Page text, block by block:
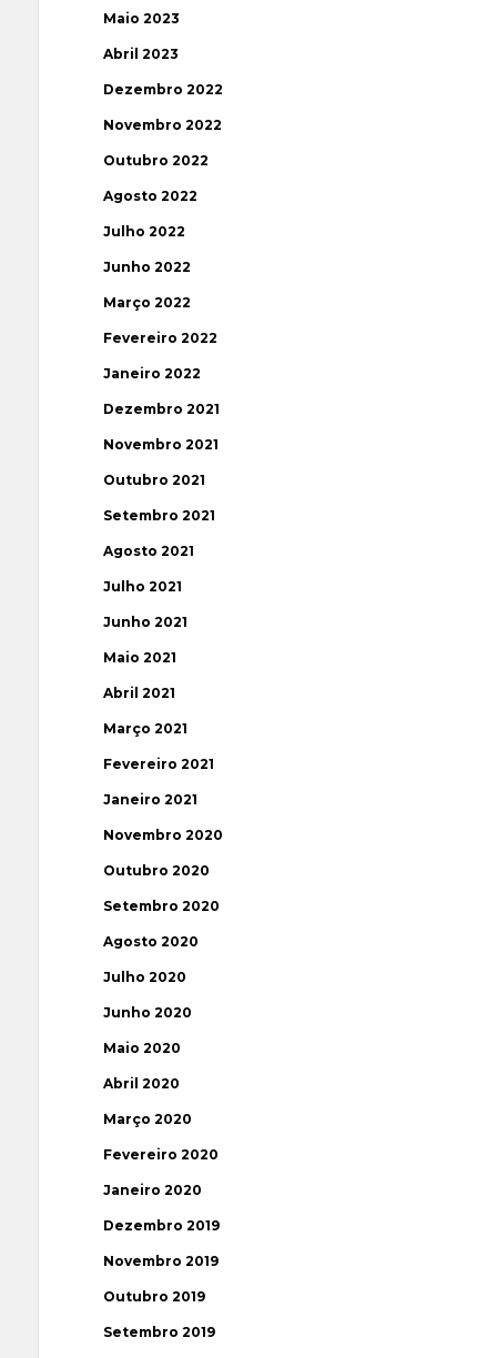
Maio 2023
Abril 2023
Dezembro 2022
Novembro 2022
Outubro 2022
Agosto 2022
Julho 2022
Junho 2022
Março 2022
Fevereiro 2022
Janeiro 2022
Dezembro 2021
Novembro 2021
Outubro 2021
Setembro 2021
Agosto 2021
Julho 2021
Junho 2021
Maio 2021
Abril 2021
Março 2021
Fevereiro 2021
Janeiro 2021
Novembro 2020
Outubro 2020
Setembro 2020
Agosto 2020
Julho 2020
Junho 2020
Maio 2020
Abril 2020
Março 2020
Fevereiro 2020
Janeiro 2020
Dezembro 2019
Novembro 2019
Outubro 2019
Setembro 2019